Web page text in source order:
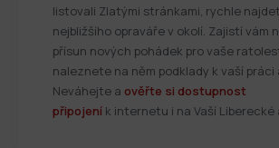
listovali Zlatými stránkami, rychle
nejbližšího opraváře v okolí. Zajistí vám
přísun nových pohádek pro vaše
naleznete na něm podklady k vaší práci
Neváhejte a ověřte si dostupnost
připojení k internetu i na Vaší Liberecké